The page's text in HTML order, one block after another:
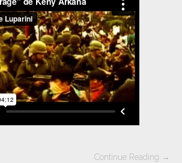
Continue Reading →